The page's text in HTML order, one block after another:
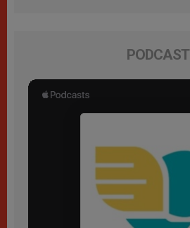
PODCAST